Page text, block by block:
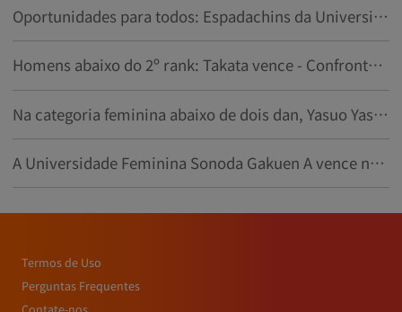
Oportunidades para todos: Espadachins da Universidade de Estudos Estrangeiros de Tóquio se reúnem no torneio estudantil aberto
Homens abaixo do 2º rank: Takata vence - Confronto na Universidade de Tecnologia de Fukui - Torneio Aberto de Kendo Estudantil
Na categoria feminina abaixo de dois dan, Yasuo Yasutake da Universidade Kobe Shinwa venceu no Torneio Aberto de Kendo Estudantil
A Universidade Feminina Sonoda Gakuen A vence na categoria feminina acima do terceiro dan no Torneio Aberto de Kendo para Estudantes
Termos de Uso
Perguntas Frequentes